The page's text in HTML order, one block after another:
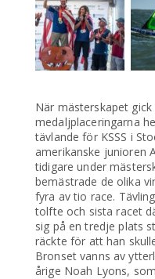
När mästerskapet
medaljplaceringarna
tävlande för KSSS i
amerikanske junioren
tidigare under
bemästrade de olika
fyra av tio race.
tolfte och sista racet
sig på en tredje plats
räckte för att han
Bronset vanns av
årige Noah Lyons,